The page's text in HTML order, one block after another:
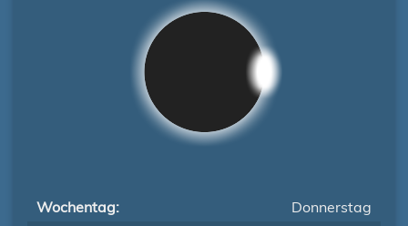
Wochentag:
Donnerstag